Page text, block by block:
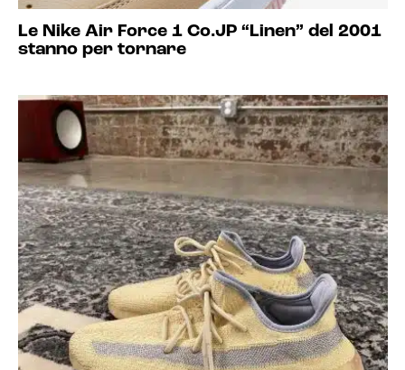
Le Nike Air Force 1 Co.JP “Linen” del 2001
stanno per tornare